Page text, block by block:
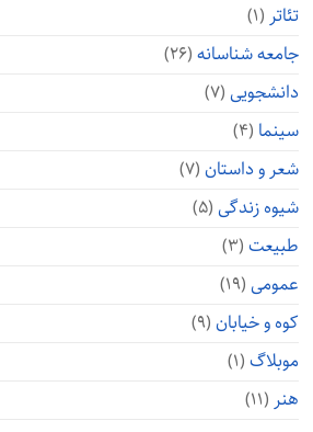
تئاتر (۱)
جامعه شناسانه(۲۶)
دانشجویی(۷)
سینما (۴)
شعر و داستان(۷)
شیوه زندگی(۵)
طبیعت(۳)
عمومی(۱۹)
کوه و خیابان(۹)
موبلاگ(۱)
هنر (۱۱)